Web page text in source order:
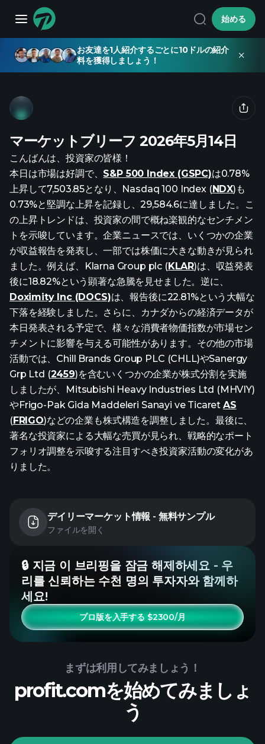
始める
お友達を1人紹介するごとに10ドルの紹介
料を獲得しましょう！
マーケットブリーフ 2026年5月14日
こんばんは、投資家の皆様！
本日は市場は好調で、 S&P 500 Index (GSPC)は0.78%
上昇して7,503.85となり、Nasdaq 100 Index (NDX)も
0.73%と堅調な上昇を記録し、29,584.6に達しました。こ
の上昇トレンドは、投資家の間で概ね楽観的なセンチメン
トを示唆しています。企業ニュースでは、いくつかの企業
が収益報告を発表し、一部では株価に大きな動きが見られ
ました。例えば、Klarna Group plc (KLAR)は、収益発表
後に18.82%という顕著な急騰を見せました。逆に、
Doximity Inc (DOCS)は、報告後に22.81%という大幅な
下落を経験しました。さらに、カナダからの経済データが
本日発表される予定で、様々な消費者物価指数が市場セン
チメントに影響を与える可能性があります。その他の市場
活動では、Chill Brands Group PLC (CHLL)やSanergy
Grp Ltd (2459)を含むいくつかの企業が株式分割を実施
しましたが、Mitsubishi Heavy Industries Ltd (MHVIY)
やFrigo-Pak Gida Maddeleri Sanayi ve Ticaret AS
(FRIGO)などの企業も株式構造を調整しました。最後に、
著名な投資家による大幅な売買が見られ、戦略的なポート
フォリオ調整を示唆する注目すべき投資家活動の変化があ
りました。
デイリーマーケット情報 - 無料サンプル
ファイルを開く
🔒 지금 이 브리핑을 잠금 해제하세요 - 우
리를 신뢰하는 수천 명의 투자자와 함께하
세요!
プロ版を入手する $2300/月
まずは利用してみましょう！
profit.comを始めてみましょ
う